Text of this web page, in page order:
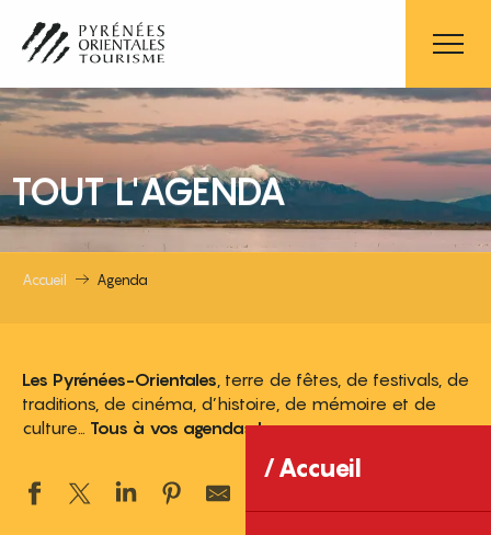
contenu
principal
Accueil
TOUT L'AGENDA
Accueil Agenda
Les Pyrénées-Orientales , terre de fêtes, de festivals, de
traditions, de cinéma, d’histoire, de mémoire et de
culture… Tous à vos agendas !